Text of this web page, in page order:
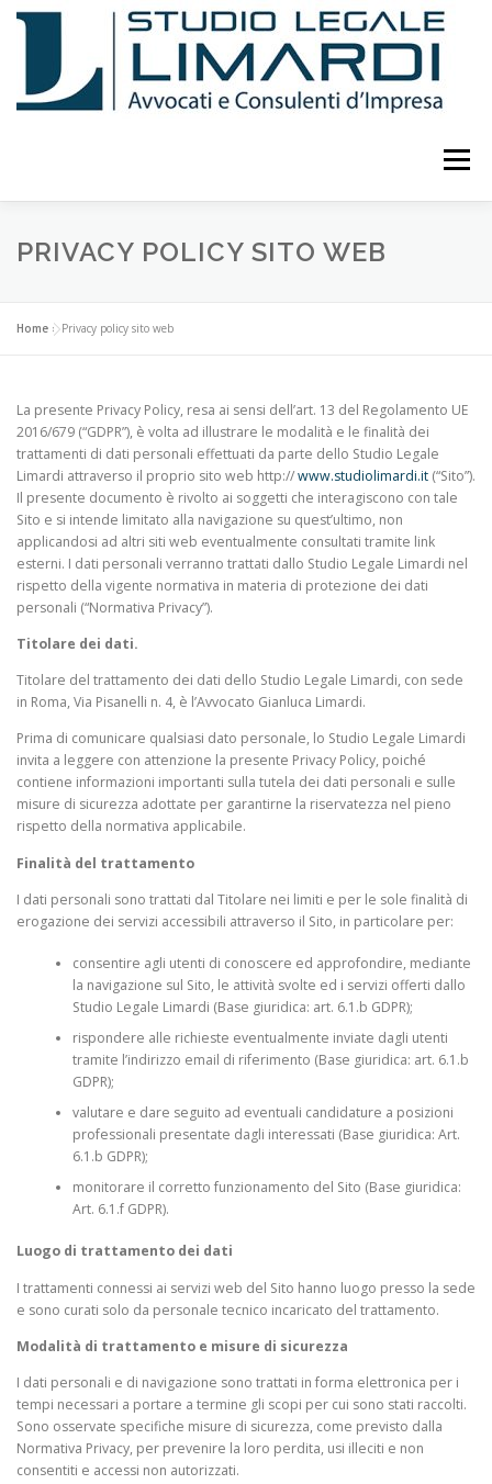
Passa
Menu
LO STUDIO ATTIVITÀ CURRICULUM
PUBBLICAZIONI E STUDI
CONSULENTI COLLABORATORI FOTO
PRIVACY POLICY SITO WEB
Home »Privacy policy sito web
La presente Privacy Policy, resa ai sensi dell’art. 13 del Regolamento UE
2016/679 (“GDPR”), è volta ad illustrare le modalità e le finalità dei
trattamenti di dati personali effettuati da parte dello Studio Legale
Limardi attraverso il proprio sito web http://www.studiolimardi.it (“Sito”).
Il presente documento è rivolto ai soggetti che interagiscono con tale
Sito e si intende limitato alla navigazione su quest’ultimo, non
applicandosi ad altri siti web eventualmente consultati tramite link
esterni. I dati personali verranno trattati dallo Studio Legale Limardi nel
rispetto della vigente normativa in materia di protezione dei dati
personali (“Normativa Privacy”).
Titolare dei dati.
Titolare del trattamento dei dati dello Studio Legale Limardi, con sede
in Roma, Via Pisanelli n. 4, è l’Avvocato Gianluca Limardi.
Prima di comunicare qualsiasi dato personale, lo Studio Legale Limardi
invita a leggere con attenzione la presente Privacy Policy, poiché
contiene informazioni importanti sulla tutela dei dati personali e sulle
misure di sicurezza adottate per garantirne la riservatezza nel pieno
rispetto della normativa applicabile.
Finalità del trattamento
I dati personali sono trattati dal Titolare nei limiti e per le sole finalità di
erogazione dei servizi accessibili attraverso il Sito, in particolare per:
consentire agli utenti di conoscere ed approfondire, mediante
la navigazione sul Sito, le attività svolte ed i servizi offerti dallo
Studio Legale Limardi (Base giuridica: art. 6.1.b GDPR);
rispondere alle richieste eventualmente inviate dagli utenti
tramite l’indirizzo email di riferimento (Base giuridica: art. 6.1.b
GDPR);
valutare e dare seguito ad eventuali candidature a posizioni
professionali presentate dagli interessati (Base giuridica: Art.
6.1.b GDPR);
monitorare il corretto funzionamento del Sito (Base giuridica:
Art. 6.1.f GDPR).
Luogo di trattamento dei dati
I trattamenti connessi ai servizi web del Sito hanno luogo presso la sede
e sono curati solo da personale tecnico incaricato del trattamento.
Modalità di trattamento e misure di sicurezza
I dati personali e di navigazione sono trattati in forma elettronica per i
tempi necessari a portare a termine gli scopi per cui sono stati raccolti.
Sono osservate specifiche misure di sicurezza, come previsto dalla
Normativa Privacy, per prevenire la loro perdita, usi illeciti e non
consentiti e accessi non autorizzati.